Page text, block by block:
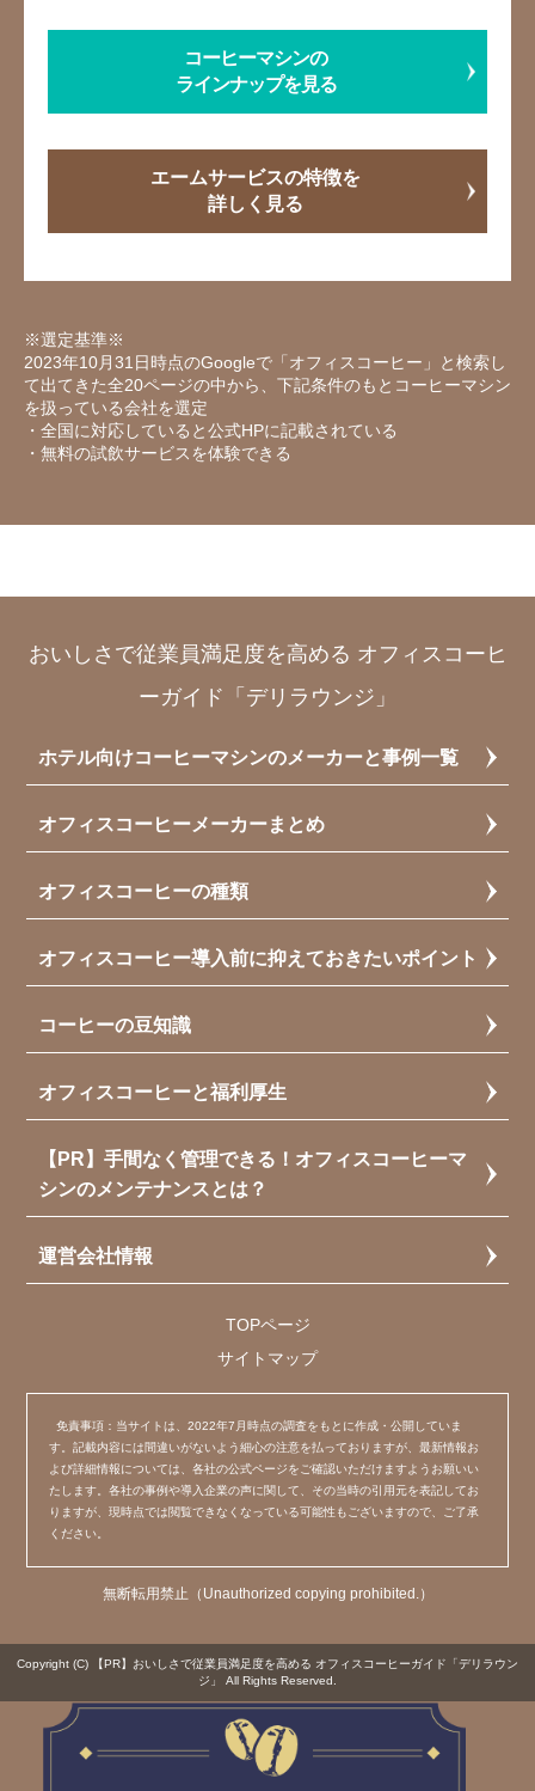
コーヒーマシンの
ラインナップを見る
エームサービスの特徴を
詳しく見る
※選定基準※
2023年10月31日時点のGoogleで「オフィスコーヒー」と検索し
て出てきた全20ページの中から、下記条件のもとコーヒーマシン
を扱っている会社を選定
・全国に対応していると公式HPに記載されている
・無料の試飲サービスを体験できる
おいしさで従業員満足度を高める オフィスコーヒ
ーガイド「デリラウンジ」
ホテル向けコーヒーマシンのメーカーと事例一覧
オフィスコーヒーメーカーまとめ
オフィスコーヒーの種類
オフィスコーヒー導入前に抑えておきたいポイント
コーヒーの豆知識
オフィスコーヒーと福利厚生
【PR】手間なく管理できる！オフィスコーヒーマ
シンのメンテナンスとは？
運営会社情報
TOPページ
サイトマップ
免責事項：当サイトは、2022年7月時点の調査をもとに作成・公開していま
す。記載内容には間違いがないよう細心の注意を払っておりますが、最新情報お
よび詳細情報については、各社の公式ページをご確認いただけますようお願いい
たします。各社の事例や導入企業の声に関して、その当時の引用元を表記してお
りますが、現時点では閲覧できなくなっている可能性もございますので、ご了承
ください。
無断転用禁止（Unauthorized copying prohibited.）
Copyright (C)
【PR】おいしさで従業員満足度を高める オフィスコーヒーガイド「デリラウン
ジ」
All Rights Reserved.